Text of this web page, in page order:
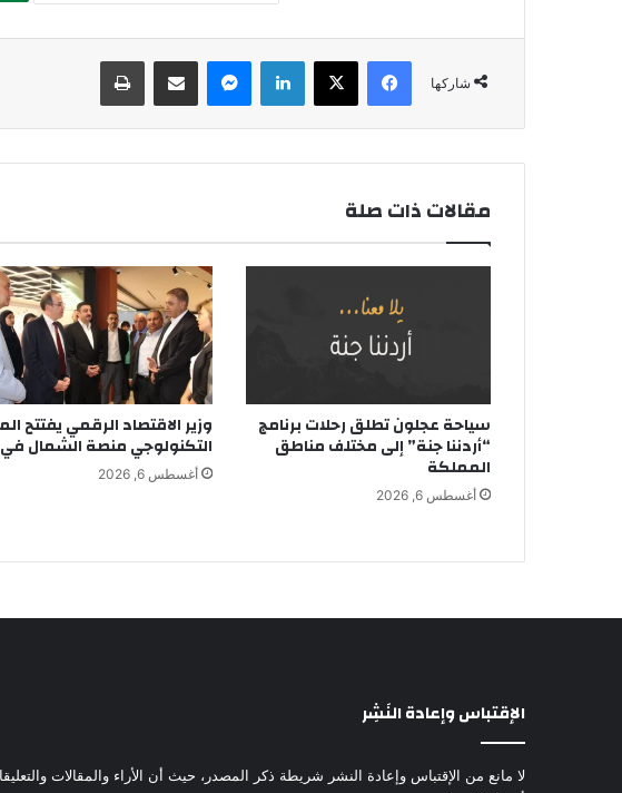
شاركها
فيسبوك لينكدإن
مقالات ذات صلة
سياحة عجلون تطلق رحلات برنامج
“أردننا جنة” إلى مختلف مناطق
المملكة
أغسطس 6, 2026
وزير الاقتصاد الرقمي يفتتح
التكنولوجي منصة الشمال في
أغسطس 6, 2026
الإقتباس وإعادة النَشِر
لا مانع من الإقتباس وإعادة النشر شريطة ذكر المصدر، حيث أن الأراء والمقالات